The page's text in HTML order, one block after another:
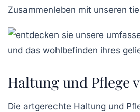
Zusammenleben mit unseren
Haltung und Pflege
Die artgerechte Haltung und